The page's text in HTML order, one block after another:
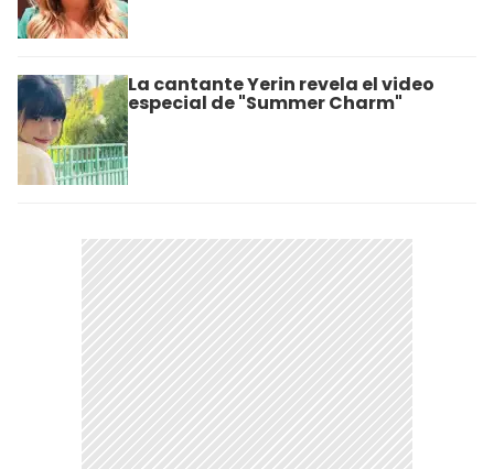
La cantante Yerin revela el video
especial de "Summer Charm"